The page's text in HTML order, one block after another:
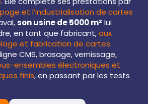
et l’industrialisation de cartes
son usine de 5000 m² lui
en tant que fabricant,aux
et fabrication de cartes
CMS, brasage, vernissage,
ensembles électroniques et
finis, en passant par les tests